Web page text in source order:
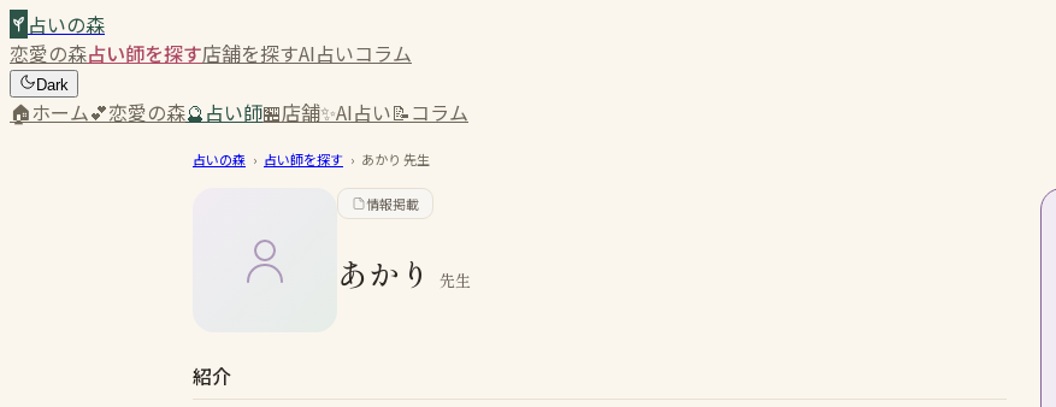
占いの森
恋愛の森占い師を探す店舗を探すAI占いコラム
Dark
🏠ホーム💕恋愛の森🔮占い師🏪店舗✨AI占い📝コラム
占いの森 › 占い師を探す › あかり 先生
情報掲載
あかり 先生
紹介